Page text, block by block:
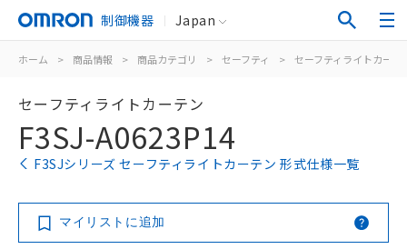
制御機器 Japan
ホーム > 商品情報 > 商品カテゴリ > セーフティ > セーフティライトカー
セーフティライトカーテン
F3SJ-A0623P14
F3SJシリーズ セーフティライトカーテン 形式仕様一覧
マイリストに追加